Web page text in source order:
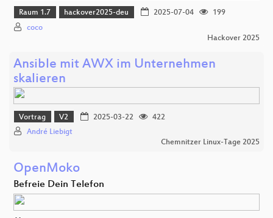
Raum 1.7 hackover2025-deu 2025-07-04
199
coco
Hackover 2025
Ansible mit AWX im Unternehmen
skalieren
Vortrag V2 2025-03-22
422
André Liebigt
Chemnitzer Linux-Tage 2025
OpenMoko
Befreie Dein Telefon